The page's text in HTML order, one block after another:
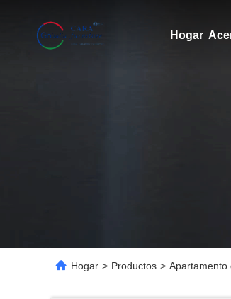
Hogar
Hogar > Productos > Apartamento